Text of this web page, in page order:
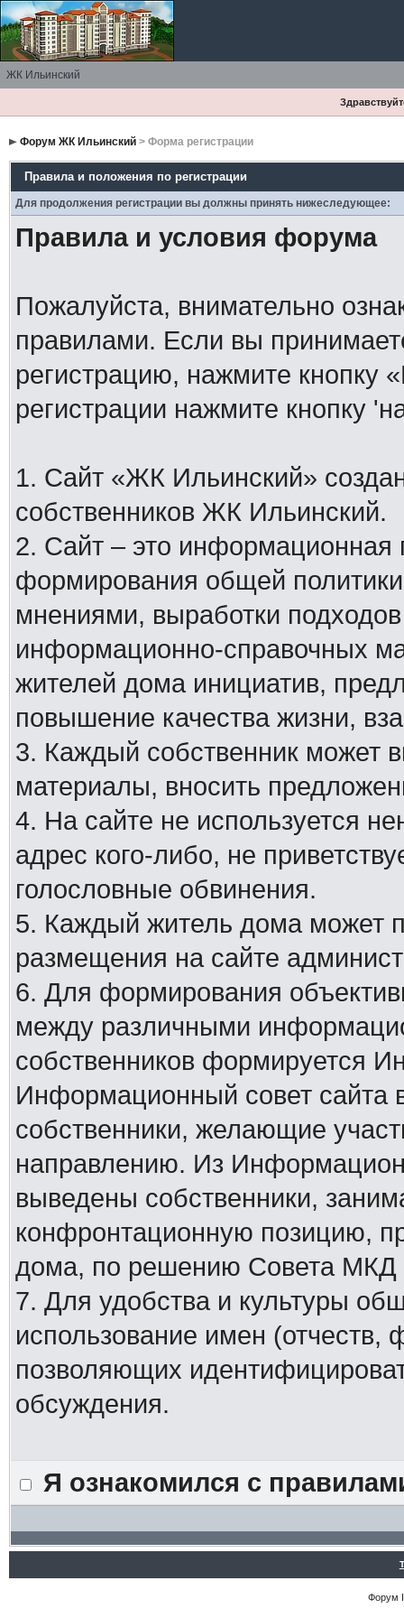
ЖК Ильинский
Форум ЖК Ильинский> Форма регистрации
Правила и положения по регистрации
Для продолжения регистрации вы должны принять нижеследующее:
Правила и условия форума
Пожалуйста, внимательно
правилами. Если вы
регистрацию, нажмите кнопку
регистрации нажмите кнопку
1. Сайт «ЖК Ильинский»
собственников ЖК Ильинский.
2. Сайт – это
формирования общей
мнениями, выработки
информационно-справочных
жителей дома инициатив,
повышение качества жизни,
3. Каждый собственник может
материалы, вносить
4. На сайте не используется
адрес кого-либо, не
голословные обвинения.
5. Каждый житель дома может
размещения на сайте
6. Для формирования
между различными
собственников формируется
Информационный совет сайта
собственники, желающие
направлению. Из
выведены собственники,
конфронтационную позицию,
дома, по решению Совета
7. Для удобства и культуры
использование имен
позволяющих
обсуждения.
Я ознакомился с
Форум